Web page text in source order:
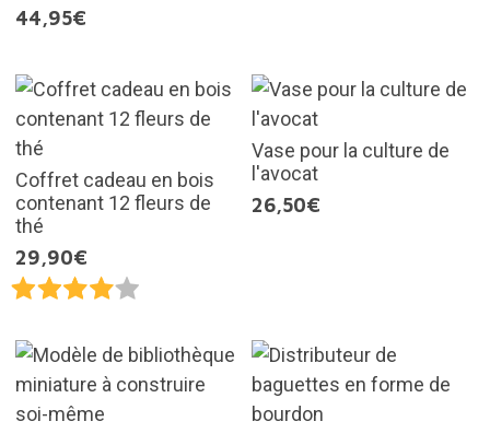
44,95€
Coffret cadeau en bois
contenant 12 fleurs de
thé
29,90€
Vase pour la culture de
l'avocat
26,50€